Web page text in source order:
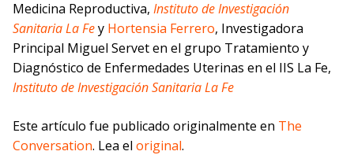
Medicina Reproductiva, Instituto de Investigación
Sanitaria La Fey Hortensia Ferrero, Investigadora
Principal Miguel Servet en el grupo Tratamiento y
Diagnóstico de Enfermedades Uterinas en el IIS La Fe,
Instituto de Investigación Sanitaria La Fe
Este artículo fue publicado originalmente en The
Conversation. Lea el original.